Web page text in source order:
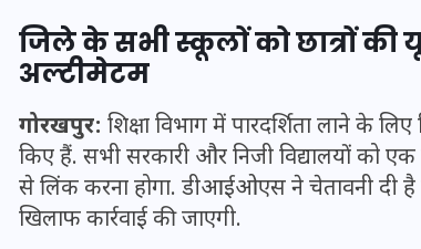
जिले के सभी स्कूलों को छात्रों
अल्टीमेटम
गोरखपुर: शिक्षा विभाग में पारदर्शिता लाने के
किए हैं. सभी सरकारी और निजी विद्यालयों को
से लिंक करना होगा. डीआईओएस ने चेतावनी दी है
खिलाफ कार्रवाई की जाएगी.